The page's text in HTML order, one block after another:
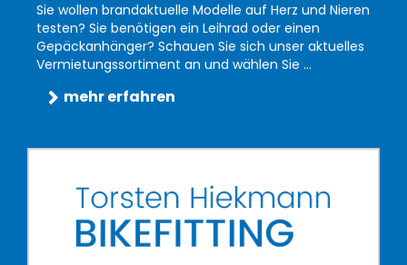
Sie wollen brandaktuelle Modelle auf Herz und Nieren
testen? Sie benötigen ein Leihrad oder einen
Gepäckanhänger? Schauen Sie sich unser aktuelles
Vermietungssortiment an und wählen Sie ...
mehr erfahren